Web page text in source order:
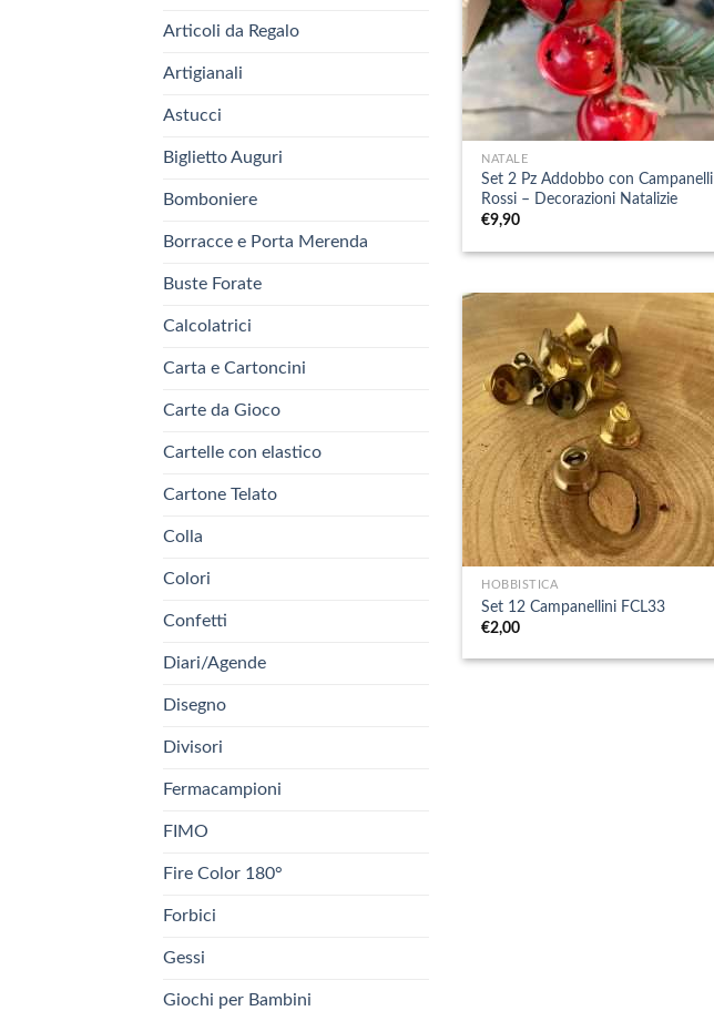
Articoli da Regalo
Artigianali
Astucci
Biglietto Auguri
Bomboniere
Borracce e Porta Merenda
Buste Forate
Calcolatrici
Carta e Cartoncini
Carte da Gioco
Cartelle con elastico
Cartone Telato
Colla
Colori
Confetti
Diari/Agende
Disegno
Divisori
Fermacampioni
FIMO
Fire Color 180°
Forbici
Gessi
Giochi per Bambini
NATALE
Set 2 Pz Addobbo con Campanelli
Rossi – Decorazioni Natalizie
€9,90
HOBBISTICA
Set 12 Campanellini FCL33
€2,00